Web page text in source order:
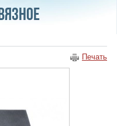
Печать